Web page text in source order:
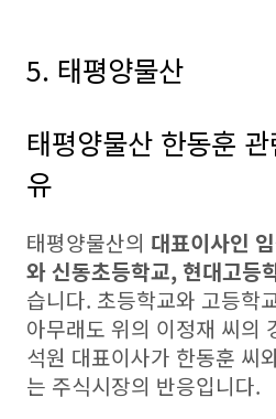
5. 태평양물산
태평양물산 한동훈
유
태평양물산의 대표이사인
와 신동초등학교, 현대고등
습니다. 초등학교와 고등학
아무래도 위의 이정재 씨의
석원 대표이사가 한동훈 씨
는 주식시장의 반응입니다.